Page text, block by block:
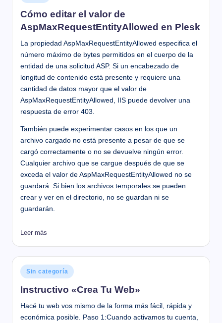
en
Cómo editar el valor de
AspMaxRequestEntityAllowed en Plesk
La propiedad AspMaxRequestEntityAllowed especifica el
número máximo de bytes permitidos en el cuerpo de la
entidad de una solicitud ASP. Si un encabezado de
longitud de contenido está presente y requiere una
cantidad de datos mayor que el valor de
AspMaxRequestEntityAllowed, IIS puede devolver una
respuesta de error 403.
También puede experimentar casos en los que un
archivo cargado no está presente a pesar de que se
cargó correctamente o no se devuelve ningún error.
Cualquier archivo que se cargue después de que se
exceda el valor de AspMaxRequestEntityAllowed no se
guardará. Si bien los archivos temporales se pueden
crear y ver en el directorio, no se guardan ni se
guardarán.
Leer más
Publicado
en
Sin categoría
Instructivo «Crea Tu Web»
Hacé tu web vos mismo de la forma más fácil, rápida y
económica posible. Paso 1:Cuando activamos tu cuenta,